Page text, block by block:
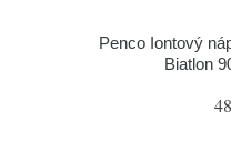
Penco Iontový
Biatlon